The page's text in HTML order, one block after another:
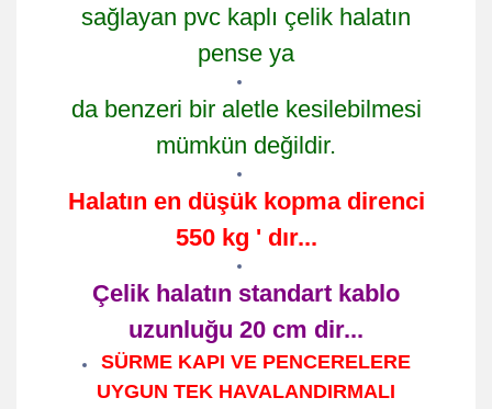
sağlayan pvc kaplı çelik halatın
pense ya
da benzeri bir aletle kesilebilmesi
mümkün değildir.
Halatın en düşük kopma direnci
550 kg ' dır...
Çelik halatın standart kablo
uzunluğu 20 cm dir...
SÜRME KAPI VE PENCERELERE
UYGUN TEK HAVALANDIRMALI